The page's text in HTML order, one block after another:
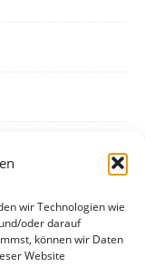
wir Technologien wie
oder darauf
können wir Daten
Website